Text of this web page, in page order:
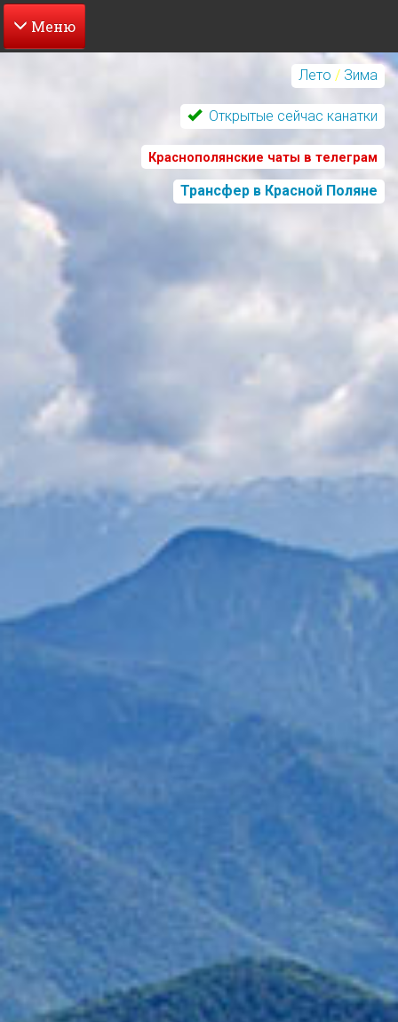
Перейти
Лето / Зима
Открытые сейчас канатки
Краснополянские чаты в телеграм
Трансфер в Красной Поляне